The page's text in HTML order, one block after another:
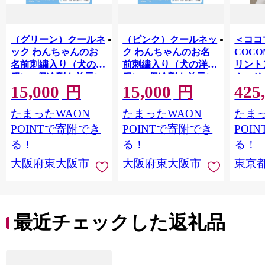
（グリーン）クールネ
ック わんちゃんのお
名前刺繍入り（犬の洋
服） - 保冷剤を首元に
セット！厳しい夏のお
散歩におすすめ
15,000 円
たまったWAON
POINTで寄附でき
る！
大阪府東大阪市
（ピンク）クールネッ
ク わんちゃんのお名
前刺繍入り（犬の洋
服） - 保冷剤を首元に
セット！厳しい夏のお
散歩におすすめ
15,000 円
たまったWAON
POINTで寄附でき
る！
大阪府東大阪市
＜コ
リン
クス
たま
る！
東京
最近チェックした返礼品